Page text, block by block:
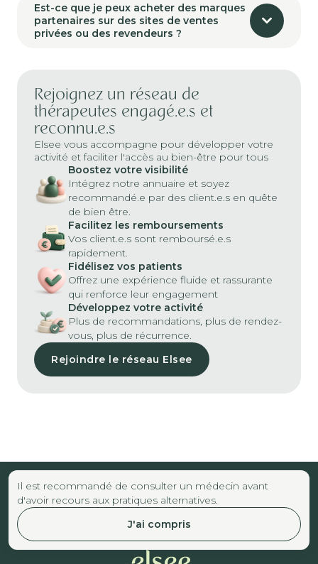
Est-ce que je peux acheter des marques
partenaires sur des sites de ventes
privées ou des revendeurs ?
Rejoignez un réseau de
thérapeutes engagé.e.s et
reconnu.e.s
Elsee vous accompagne pour développer votre
activité et faciliter l'accès au bien-être pour tous
Boostez votre visibilité
Intégrez notre annuaire et soyez
recommandé.e par des client.e.s en quête
de bien être.
Facilitez les remboursements
Vos client.e.s sont remboursé.e.s
rapidement.
Fidélisez vos patients
Offrez une expérience fluide et rassurante
qui renforce leur engagement
Développez votre activité
Plus de recommandations, plus de rendez-
vous, plus de récurrence.
Rejoindre le réseau Elsee
Il est recommandé de consulter un médecin avant
d'avoir recours aux pratiques alternatives.
J'ai compris